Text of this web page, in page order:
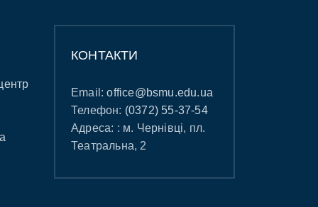
КОНТАКТИ
Email:office@bsmu.edu.ua
Телефон: (0372) 55-37-54
Адреса: : м. Чернівці, пл.
Театральна, 2